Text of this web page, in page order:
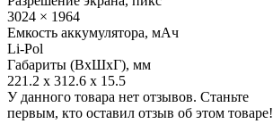
3024 × 1964
Емкость аккумулятора, мАч
Li-Pol
Габариты (ВхШхГ), мм
221.2 x 312.6 x 15.5
У данного товара нет отзывов. Станьте
первым, кто оставил отзыв об этом товаре!